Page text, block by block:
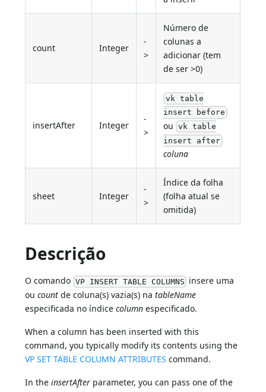
count Integer
-
>
Número de
colunas a
adicionar (tem
de ser >0)
insertAfter Integer
-
>
vk table
insert before
ou vk table
insert after
coluna
sheet Integer
-
>
Índice da folha
(folha atual se
omitida)
Descrição
O comando VP INSERT TABLE COLUMNS insere uma
oucount de coluna(s) vazia(s) natableName
especificada no índicecolumn especificado.
When a column has been inserted with this
command, you typically modify its contents using the
VP SET TABLE COLUMN ATTRIBUTES command.
In theinsertAfter parameter, you can pass one of the